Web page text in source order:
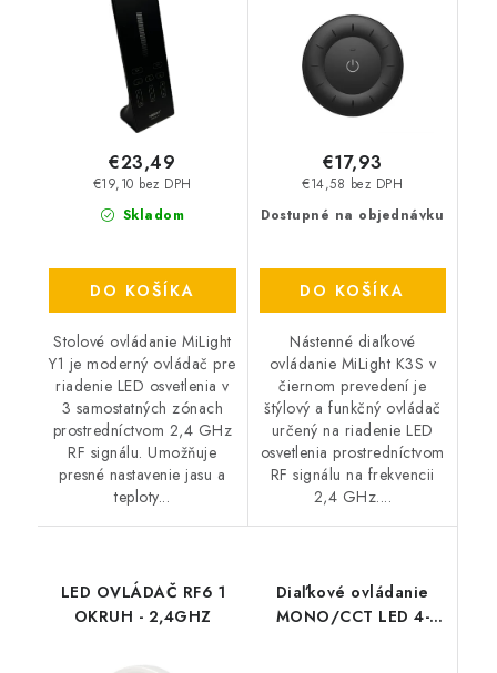
Skladom
€19,10 bez DPH
€23,49
DO KOŠÍKA
Stolové ovládanie MiLight
Y1 je moderný ovládač pre
riadenie LED osvetlenia v
3 samostatných zónach
prostredníctvom 2,4 GHz
RF signálu. Umožňuje
presné nastavenie jasu a
teploty...
Dostupné na objednávku
€14,58 bez DPH
€17,93
DO KOŠÍKA
Nástenné diaľkové
ovládanie MiLight K3S v
čiernom prevedení je
štýlový a funkčný ovládač
určený na riadenie LED
osvetlenia prostredníctvom
RF signálu na frekvencii
2,4 GHz....
LED OVLÁDAČ RF6 1
OKRUH - 2,4GHZ
Diaľkové ovládanie
MONO/CCT LED 4-